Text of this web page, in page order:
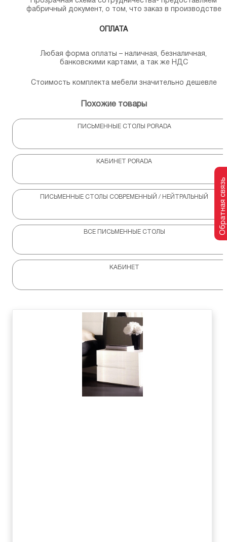
фабричный документ, о том, что заказ в производстве
ОПЛАТА
Любая форма оплаты – наличная, безналичная,
банковскими картами, а так же НДС
Стоимость комплекта мебели значительно дешевле
Похожие товары
ПИСЬМЕННЫЕ СТОЛЫ PORADA
КАБИНЕТ PORADA
ПИСЬМЕННЫЕ СТОЛЫ СОВРЕМЕННЫЙ / НЕЙТРАЛЬНЫЙ
ВСЕ ПИСЬМЕННЫЕ СТОЛЫ
КАБИНЕТ
Обратная связь